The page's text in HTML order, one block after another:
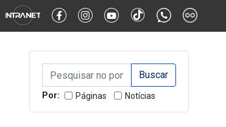
Alternar Alto Contraste Alternar Tamanho da Fonte
Campo de Busca de
Campo de Busca de informaçõesEnviar a Busca
Por: Páginas Notícias